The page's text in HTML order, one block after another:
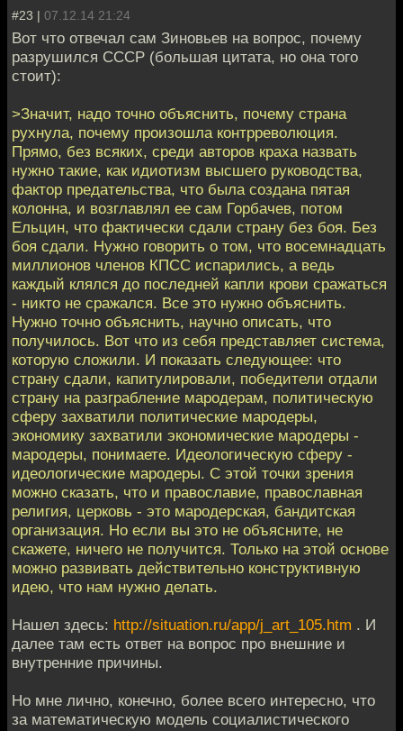
#23 | 07.12.14 21:24
Вот что отвечал сам Зиновьев на вопрос, почему
разрушился СССР (большая цитата, но она того
стоит):
>Значит, надо точно объяснить, почему страна
рухнула, почему произошла контрреволюция.
Прямо, без всяких, среди авторов краха назвать
нужно такие, как идиотизм высшего руководства,
фактор предательства, что была создана пятая
колонна, и возглавлял ее сам Горбачев, потом
Ельцин, что фактически сдали страну без боя. Без
боя сдали. Нужно говорить о том, что восемнадцать
миллионов членов КПСС испарились, а ведь
каждый клялся до последней капли крови сражаться
- никто не сражался. Все это нужно объяснить.
Нужно точно объяснить, научно описать, что
получилось. Вот что из себя представляет система,
которую сложили. И показать следующее: что
страну сдали, капитулировали, победители отдали
страну на разграбление мародерам, политическую
сферу захватили политические мародеры,
экономику захватили экономические мародеры -
мародеры, понимаете. Идеологическую сферу -
идеологические мародеры. С этой точки зрения
можно сказать, что и православие, православная
религия, церковь - это мародерская, бандитская
организация. Но если вы это не объясните, не
скажете, ничего не получится. Только на этой основе
можно развивать действительно конструктивную
идею, что нам нужно делать.
Нашел здесь: http://situation.ru/app/j_art_105.htm . И
далее там есть ответ на вопрос про внешние и
внутренние причины.
Но мне лично, конечно, более всего интересно, что
за математическую модель социалистического